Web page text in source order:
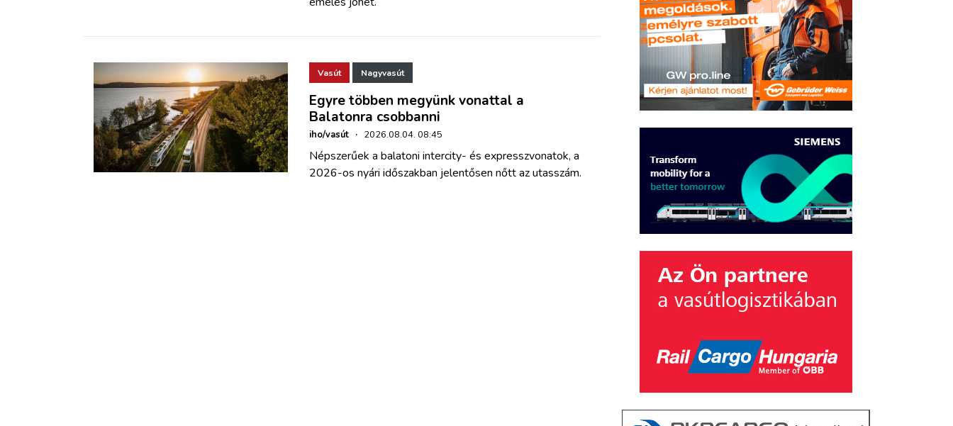
Vasút Nagyvasút
Egyre többen megyünk vonattal a
Balatonra csobbanni
iho/vasút · 2026.08.04. 08:45
Népszerűek a balatoni intercity- és expresszvonatok, a
2026-os nyári időszakban jelentősen nőtt az utasszám.